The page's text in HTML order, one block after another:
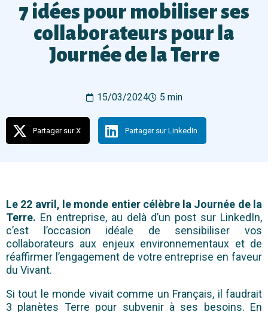
7 idées pour mobiliser ses
collaborateurs pour la
Journée de la Terre
15/03/2024 5 min
Partager sur X Partager sur LinkedIn
Le 22 avril, le monde entier célèbre la Journée de la
Terre. En entreprise, au delà d’un post sur LinkedIn,
c’est l’occasion idéale de sensibiliser vos
collaborateurs aux enjeux environnementaux et de
réaffirmer l’engagement de votre entreprise en faveur
du Vivant.
Si tout le monde vivait comme un Français, il faudrait
3 planètes Terre pour subvenir à ses besoins. En